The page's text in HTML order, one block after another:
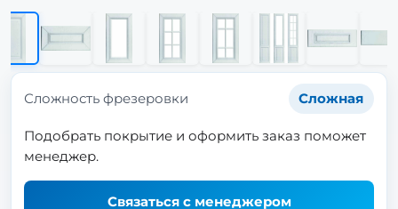
Сложность фрезеровки Сложная
Подобрать покрытие и оформить заказ поможет
менеджер.
Связаться с менеджером